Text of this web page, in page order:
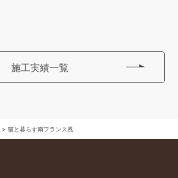
施工実績一覧
>猫と暮らす南フランス風